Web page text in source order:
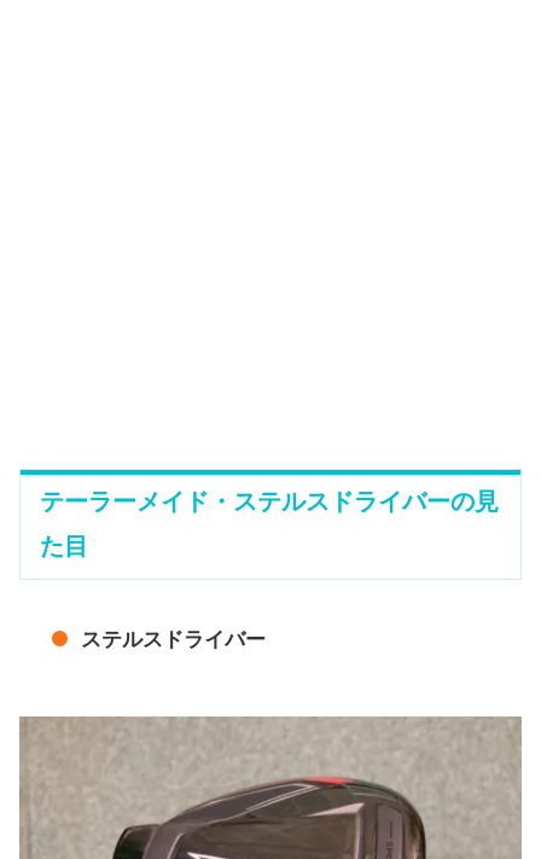
テーラーメイド・ステルスドライバーの見
た目
ステルスドライバー